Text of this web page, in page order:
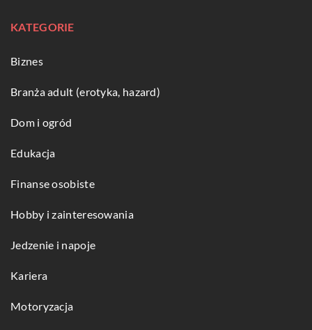
KATEGORIE
Biznes
Branża adult (erotyka, hazard)
Dom i ogród
Edukacja
Finanse osobiste
Hobby i zainteresowania
Jedzenie i napoje
Kariera
Motoryzacja